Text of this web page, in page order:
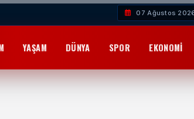
07 Ağustos
YAŞAM DÜNYA SPOR EKONOMI